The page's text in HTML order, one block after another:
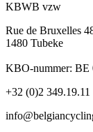
KBWB vzw
Rue de Bruxelles
1480 Tubeke
KBO-nummer: BE
+32 (0)2 349.19.11